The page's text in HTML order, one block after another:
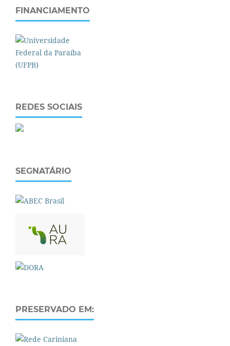
FINANCIAMENTO
REDES SOCIAIS
SEGNATÁRIO
PRESERVADO EM: